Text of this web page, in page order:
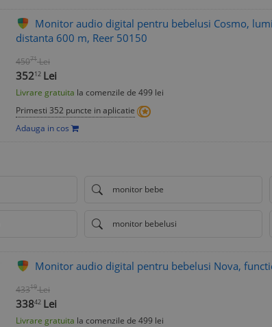
Monitor audio digital pentru bebelusi Cosmo,
distanta 600 m, Reer 50150
45071 Lei
35212 Lei
Livrare gratuita la comenzile de 499 lei
Primesti 352 puncte in aplicatie
Adauga in cos
monitor bebe
monitor bebelusi
Monitor audio digital pentru bebelusi Nova,
43319 Lei
33842 Lei
Livrare gratuita la comenzile de 499 lei